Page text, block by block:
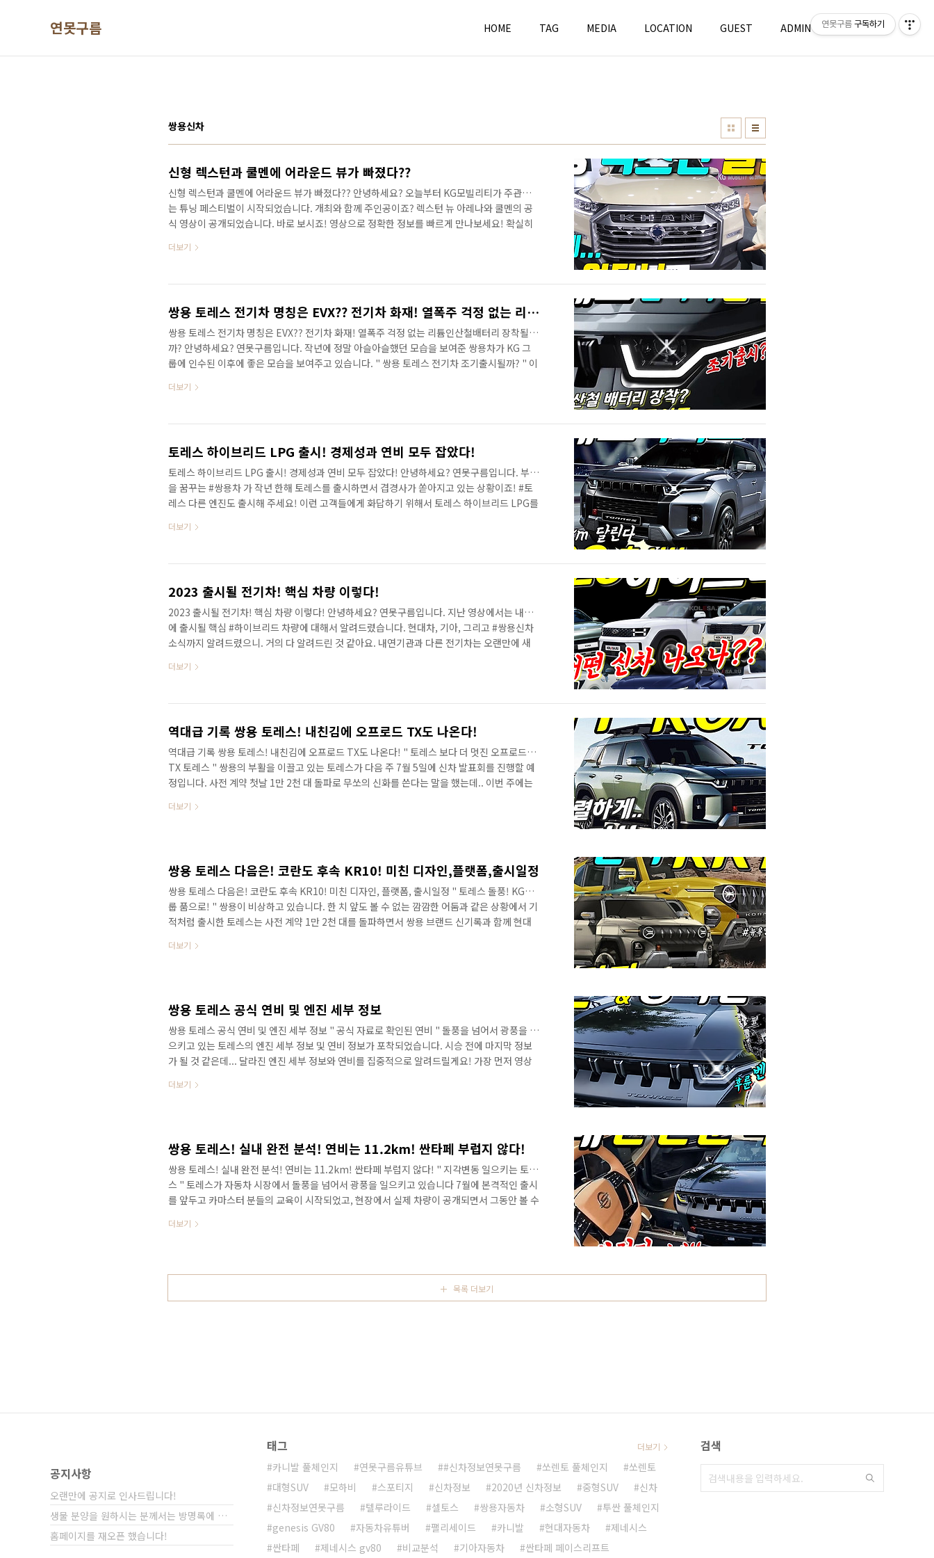
연못구름 HOME TAG MEDIA LOCATION GUEST ADMIN WRITE
쌍용신차
신형 렉스턴과 쿨멘에 어라운드 뷰가 빠졌다??
신형 렉스턴과 쿨멘에 어라운드 뷰가 빠졌다?? 안녕하세요? 오늘부터 KG모빌리티가 주관하
는 튜닝 페스티벌이 시작되었습니다. 개최와 함께 주인공이죠? 렉스턴 뉴 아레나와 쿨멘의 공
식 영상이 공개되었습니다. 바로 보시죠! 영상으로 정확한 정보를 빠르게 만나보세요! 확실히
CLUB Q200 쿨멘 실제 차량의 모습입니다. 샌드스톤 베이지 색상입니다. 쿨멘의 대표 색상으
에 새로운 색상을 선보인 것인데.. 도심에도 잘 어울리고, 오프로드에서도 잘 어울릴 것 같은 색
더보기
쌍용 토레스 전기차 명칭은 EVX?? 전기차 화재! 열폭주 걱정 없는 리튬인산철배터리 장착될까?
쌍용 토레스 전기차 명칭은 EVX?? 전기차 화재! 열폭주 걱정 없는 리튬인산철배터리 장착될
까? 안녕하세요? 연못구름입니다. 작년에 정말 아슬아슬했던 모습을 보여준 쌍용차가 KG 그
룹에 인수된 이후에 좋은 모습을 보여주고 있습니다. " 쌍용 토레스 전기차 조기출시될까? " 이
될 수 있을 것 같은데.. 토레스에 이어서 #토레스전기차 가 올해 말 출시될 예정으로 알려졌습
리스에 쌍용자동차는 이번 주 화요일인 1월 10일에 새로운 상표명을 등록했습니다. TORRES
더보기
토레스 하이브리드 LPG 출시! 경제성과 연비 모두 잡았다!
토레스 하이브리드 LPG 출시! 경제성과 연비 모두 잡았다! 안녕하세요? 연못구름입니다. 부활
을 꿈꾸는 #쌍용차 가 작년 한해 토레스를 출시하면서 겹경사가 쏟아지고 있는 상황이죠! #토
레스 다른 엔진도 출시해 주세요! 이런 고객들에게 화답하기 위해서 토레스 하이브리드 LPG를
#하이브리드LPG 이건 무슨 말인가요? 하이브리드는 2가지 이상의 동력을 사용하는 차량을
동력만 사용하는 QM6 LPG와 스포티지 LPG가 다른 첫 번째 차이점입니다. 그럼 어떤 방식이
더보기
2023 출시될 전기차! 핵심 차량 이렇다!
2023 출시될 전기차! 핵심 차량 이렇다! 안녕하세요? 연못구름입니다. 지난 영상에서는 내년
에 출시될 핵심 #하이브리드 차량에 대해서 알려드렸습니다. 현대차, 기아, 그리고 #쌍용신차
소식까지 알려드렸으니. 거의 다 알려드린 것 같아요. 내연기관과 다른 전기차는 오랜만에 새
시될 #전기차 소식을 준비했습니다. 어떤 #전기차 가 출시될까요? 빠르게 만나 보세요! 영상으
기차 입니다. 3대의 차량중에서 가운데 주인공 자리에 있는 차량이 코나 전기차입니다. 신형 코
더보기
역대급 기록 쌍용 토레스! 내친김에 오프로드 TX도 나온다!
역대급 기록 쌍용 토레스! 내친김에 오프로드 TX도 나온다! " 토레스 보다 더 멋진 오프로드
TX 토레스 " 쌍용의 부활을 이끌고 있는 토레스가 다음 주 7월 5일에 신차 발표회를 진행할 예
정입니다. 사전 계약 첫날 1만 2천 대 돌파로 무쏘의 신화를 쓴다는 말을 했는데.. 이번 주에는
까지 확정이 되었는데.. 이제 남은 것은 빠른 정상화이고.. 정상화 이후에 토레스 이상의 기대감
더보기
쌍용 토레스 다음은! 코란도 후속 KR10! 미친 디자인,플랫폼,출시일정
쌍용 토레스 다음은! 코란도 후속 KR10! 미친 디자인, 플랫폼, 출시일정 " 토레스 돌풍! KG그
룹 품으로! " 쌍용이 비상하고 있습니다. 한 치 앞도 볼 수 없는 깜깜한 어둠과 같은 상황에서 기
적처럼 출시한 토레스는 사전 계약 1만 2천 대를 돌파하면서 쌍용 브랜드 신기록과 함께 현대
보다도 많이 기다린다는 KR10은 어떤 모습으로 출시가 될까요? KR10의 차별적인 디자인과
더보기
쌍용 토레스 공식 연비 및 엔진 세부 정보
쌍용 토레스 공식 연비 및 엔진 세부 정보 " 공식 자료로 확인된 연비 " 돌풍을 넘어서 광풍을 일
으키고 있는 토레스의 엔진 세부 정보 및 연비 정보가 포착되었습니다. 시승 전에 마지막 정보
가 될 것 같은데... 달라진 엔진 세부 정보와 연비를 집중적으로 알려드릴게요! 가장 먼저 영상
있었던 것 같아요. 우선 쌍용차 사전 계약 신기록을 달성했죠! 준중형 SUV이지만 중형이나 대
더보기
쌍용 토레스! 실내 완전 분석! 연비는 11.2km! 싼타페 부럽지 않다!
쌍용 토레스! 실내 완전 분석! 연비는 11.2km! 싼타페 부럽지 않다! " 지각변동 일으키는 토레
스 " 토레스가 자동차 시장에서 돌풍을 넘어서 광풍을 일으키고 있습니다 7월에 본격적인 출시
를 앞두고 카마스터 분들의 교육이 시작되었고, 현장에서 실제 차량이 공개되면서 그동안 볼 수
장 먼저 영상으로 만나보세요! 방향지시등이 점등된 사진은 우리가 지금까지 알고 있었던 쌍용
데.. 이미지 출처 : J100 토레스 매니아 카페 기본 디자인이..
더보기
목록 더보기
공지사항
오랜만에 공지로 인사드립니다!
생물 분양을 원하시는 분께서는 방명록에 비밀글⋯
홈페이지를 재오픈 했습니다!
태그
카니발 풀체인지 연못구름유튜브 #신차정보연못구름 쏘렌토 풀체인지
쏘렌토
대형SUV
모하비 스포티지 신차정보 2020년 신차정보 중형SUV
신차
신차정보연못구름
텔루라이드 셀토스 쌍용자동차 소형SUV
투싼 풀체인지
genesis GV80
자동차유튜버 팰리세이드 카니발 현대자동차
제네시스
싼타페
제네시스 gv80 비교분석 기아자동차 싼타페 페이스리프트
더보기 검색
연못구름 구독하기